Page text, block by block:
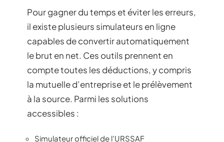
Pour gagner du temps et éviter les erreurs,
il existe plusieurs simulateurs en ligne
capables de convertir automatiquement
le brut en net. Ces outils prennent en
compte toutes les déductions, y compris
la mutuelle d’entreprise et le prélèvement
à la source. Parmi les solutions
accessibles :
Simulateur officiel de l’URSSAF